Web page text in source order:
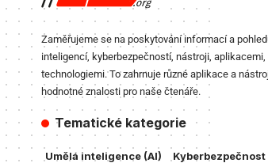
Zaměřujeme se na poskytování informací a
inteligencí, kyberbezpečností, nástroji,
technologiemi. To zahrnuje různé aplikace a
hodnotné znalosti pro naše čtenáře.
Tematické kategorie
Umělá inteligence (AI) Kyberbezpečnost